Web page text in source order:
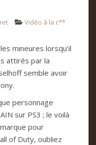
Vidéo à la c**
mineures lorsqu’il
attirés par la
semble avoir
personnage
sur PS3 ; le voilà
pour
of Duty, oubliez